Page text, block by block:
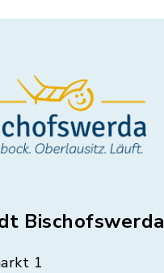
Bischofswerda
1